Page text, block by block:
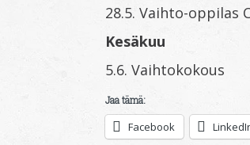
28.5. Vaihto-oppilas
Kesäkuu
5.6. Vaihtokokous
Jaa tämä:
Facebook